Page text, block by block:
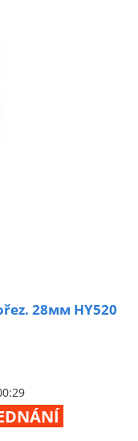
28мм HY520